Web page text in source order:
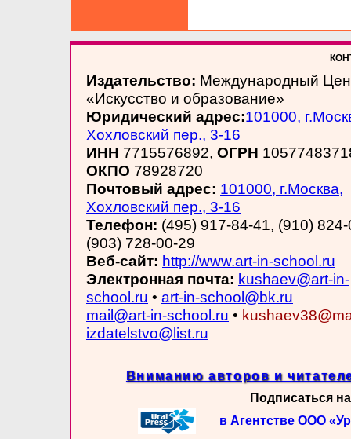
Издательство: Международный
«Искусство и образование»
Юридический адрес:101000,
Хохловский пер., 3-16
ИНН 7715576892, ОГРН
ОКПО 78928720
Почтовый адрес: 101000, г.Москва,
Хохловский пер., 3-16
Телефон: (495) 917-84-41, (910)
(903) 728-00-29
Веб-сайт: http://www.art-in-school.ru
Электронная почта: kushaev@art-in-
school.ru • art-in-school@bk.ru
mail@art-in-school.ru •
izdatelstvo@list.ru
Вниманию авторов и
Подписаться
в Агентстве ООО